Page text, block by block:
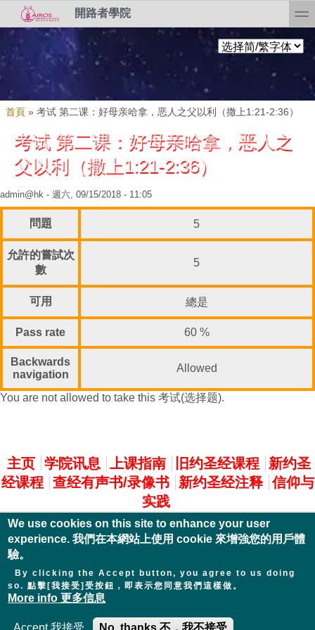
移至主內容
Skip to search
開路者學院
您在這裡
首頁 »考试 第二课：好母亲哈拿，恶人之父以利（撒上1:21-2:36）
考试 第二课：好母亲哈拿，恶人之
父以利（撒上1:21-2:36）
admin@hk - 週六, 09/15/2018 - 11:05
問題 5
允許的嘗試次
數
5
可用 總是
Pass rate 60 %
Backwards
navigation
Allowed
You are not allowed to take this 考试(选择题).
主選單
主页 学院讯息 上课指南 旧约圣经课程
新约圣
经课程
查经有声书/录像书 新约圣经注释 信仰与
实践
We use cookies on this site to enhance your user
experience. 我們在本網站上使用 cookie 來增強您的用戶體
驗。
By clicking the Accept button, you agree to us doing
so. 點擊[我接受]受按鈕，即表示您同意我們這樣做。
More info 更多信息
Accept 我接受 No, thanks 不，我不接受